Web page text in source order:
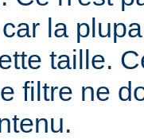
la
taille.
filtre ne